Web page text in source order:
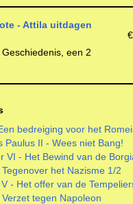
- Attila uitdagen
een 2
bedreiging voor het
Paulus II - Wees niet Bang!
VI - Het Bewind van de
Tegenover het Nazisme 1/2
- Het offer van de
Verzet tegen Napoleon